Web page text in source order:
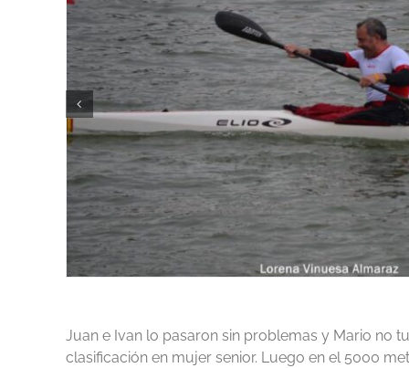
Juan e Ivan lo pasaron sin problemas y Mario no
clasificación en mujer senior. Luego en el 5000